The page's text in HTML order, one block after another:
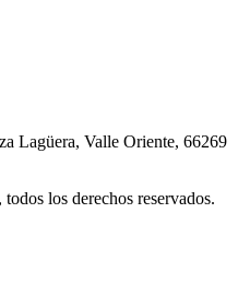
Lagüera, Valle Oriente, 66269
los derechos reservados.